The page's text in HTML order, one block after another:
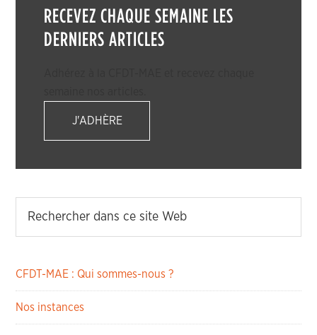
RECEVEZ CHAQUE SEMAINE LES
DERNIERS ARTICLES
J'ADHÈRE
CFDT-MAE : Qui sommes-nous ?
Nos instances